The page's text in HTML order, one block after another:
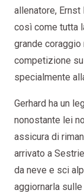
allenatore,
così come tutta
grande
competizione
specialmente
Gerhard ha un
nonostante lei
assicura di
arrivato a
da neve e sci
aggiornarla